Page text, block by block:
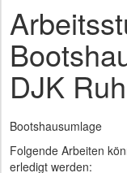
DJK
Bootshausumlage
Folgende Arbeiten
erledigt werden: